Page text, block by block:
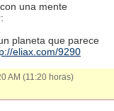
una mente
planeta que parece
eliax.com/9290
AM (11:20 horas)